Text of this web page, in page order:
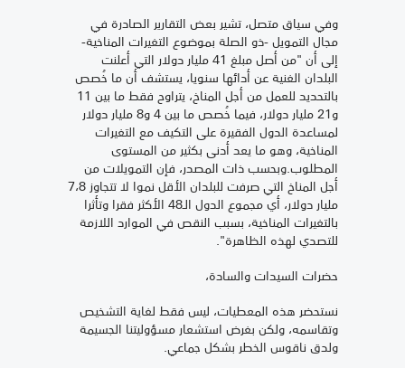
وفي سياق متصل، تشير بعض التقارير الصادرة في
مجال التمويل -ذو الصلة بموضوع التغيرات المناخية-
إلى أن "من أصل مبلغ 41 مليار دولار التي أعلنت
البلدان الغنية عن أدائها سنويا، يستشف أن ما خُصص
بالتحديد للعمل من أجل المناخ، يتراوح فقط ما بين 11
و21 مليار دولار، فيما خُصص ما بين 4 و8 مليار دولار
لمساعدة الدول الفقيرة على التكيف مع التغيرات
المناخية، وهو ما يعد أدنى بكثير من المستوى
المطلوب.وبحسب ذات المصدر، فإن التمويلات من
أجل المناخ التي صرفت للبلدان الأقل نموا لا تتجاوز 7،8
مليار دولار، أي مجموع الدول الـ48 الأكثر فقرا وتأثرا
بالتغيرات المناخية، بسبب النقص في الموارد اللازمة
للتصدي لهذه الظاهرة".
حضرات السيدات والسادة،
نستحضر هذه المعطيات، ليس فقط لغاية التشخيص
وتقاسمه، ولكن بغرض استشعار مسؤوليتنا الجسيمة
ولدق ناقوس الخطر بشكل جماعي.